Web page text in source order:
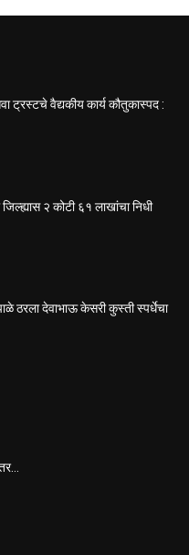
ट्रस्टचे वैद्यकीय कार्य कौतुकास्पद :
२ कोटी ६१ लाखांचा निधी
ठरला देवाभाऊ केसरी कुस्ती स्पर्धेचा